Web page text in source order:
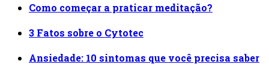
Como começar a praticar meditação?
3 Fatos sobre o Cytotec
Ansiedade: 10 sintomas que você precisa saber